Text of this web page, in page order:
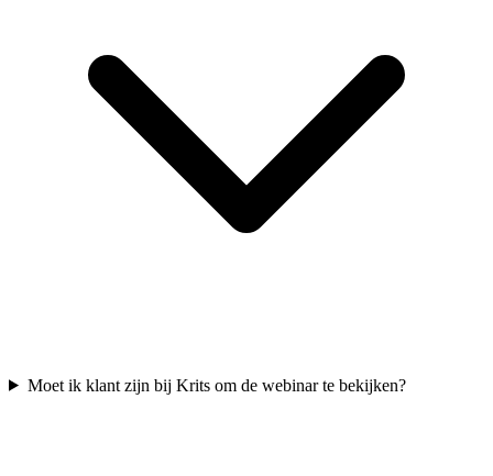
Moet ik klant zijn bij Krits om de webinar te bekijken?